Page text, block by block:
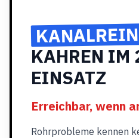
KAHREN
EINSATZ
Erreichbar, wenn
Rohrprobleme kennen